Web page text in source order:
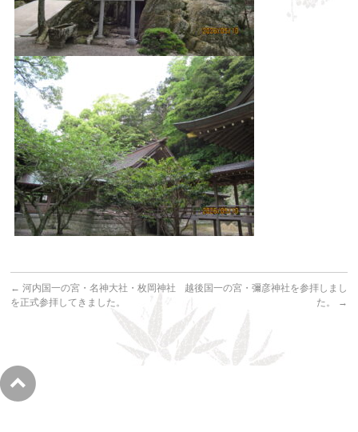
← 河内国一の宮・名神大社・枚岡神社
を正式参拝してきました。
越後国一の宮・彌彦神社を参拝しまし
た。
→